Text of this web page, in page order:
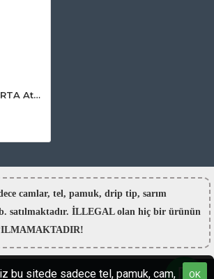
VooPoo Rimfire RTA Atomizer Camı
camlar, tel, pamuk, drip tip, sarım
satılmaktadır. İLLEGAL olan hiç bir ürünün
OK
bu sitede sadece tel, pamuk, cam,